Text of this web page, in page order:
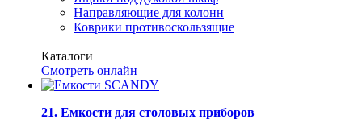
Направляющие для колонн
Коврики противоскользящие
Каталоги
Смотреть онлайн
21. Емкости для столовых приборов